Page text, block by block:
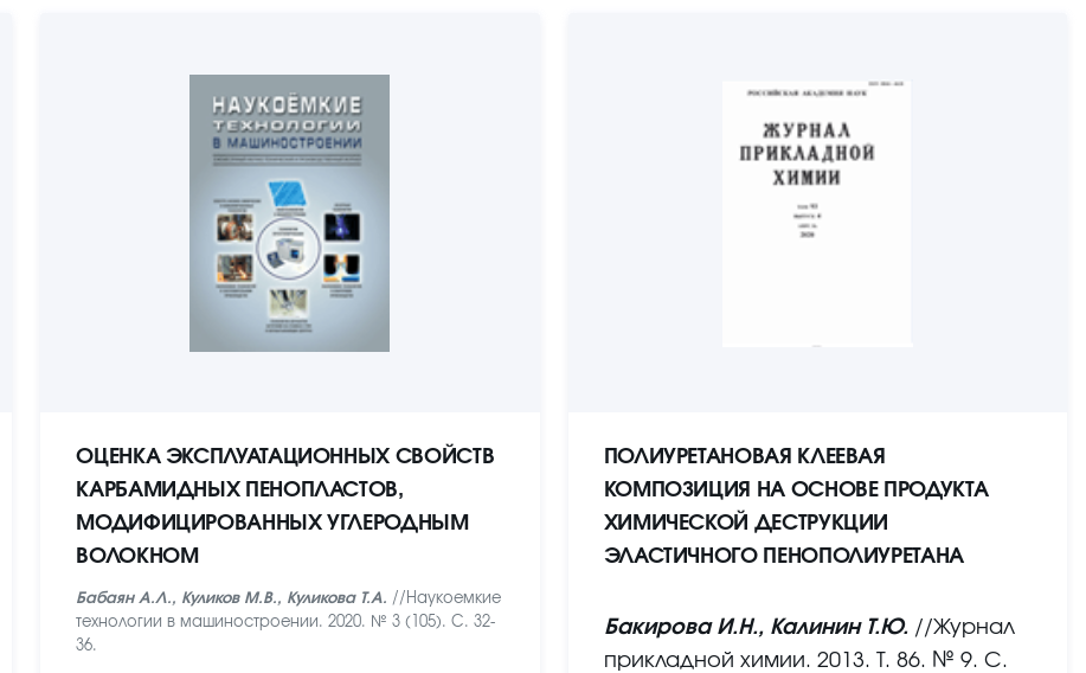
ОЦЕНКА ЭКСПЛУАТАЦИОННЫХ СВОЙСТВ
КАРБАМИДНЫХ ПЕНОПЛАСТОВ,
МОДИФИЦИРОВАННЫХ УГЛЕРОДНЫМ
ВОЛОКНОМ
Бабаян А.Л., Куликов М.В., Куликова Т.А. //Наукоемкие
технологии в машиностроении. 2020. № 3 (105). С. 32-
36.
ПОЛИУРЕТАНОВАЯ КЛЕЕВАЯ
КОМПОЗИЦИЯ НА ОСНОВЕ ПРОДУКТА
ХИМИЧЕСКОЙ ДЕСТРУКЦИИ
ЭЛАСТИЧНОГО ПЕНОПОЛИУРЕТАНА
Бакирова И.Н., Калинин Т.Ю.//Журнал
прикладной химии. 2013. Т. 86. № 9. С.